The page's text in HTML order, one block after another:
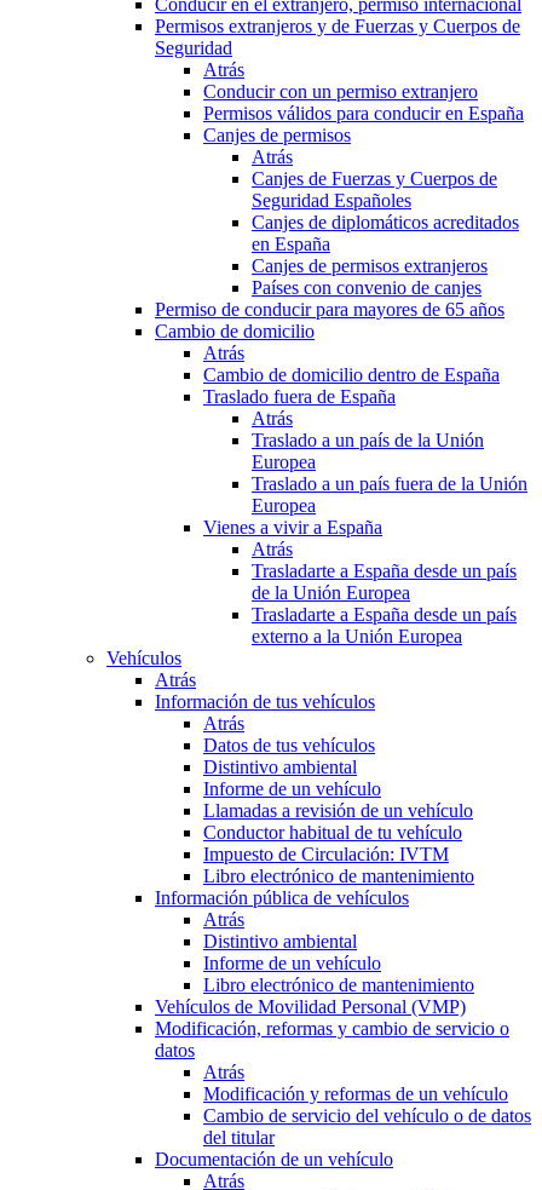
Conducir en el extranjero, permiso internacional
Permisos extranjeros y de Fuerzas y Cuerpos de
Seguridad
Atrás
Conducir con un permiso extranjero
Permisos válidos para conducir en España
Canjes de permisos
Atrás
Canjes de Fuerzas y Cuerpos de
Seguridad Españoles
Canjes de diplomáticos acreditados
en España
Canjes de permisos extranjeros
Países con convenio de canjes
Permiso de conducir para mayores de 65 años
Cambio de domicilio
Atrás
Cambio de domicilio dentro de España
Traslado fuera de España
Atrás
Traslado a un país de la Unión
Europea
Traslado a un país fuera de la Unión
Europea
Vienes a vivir a España
Atrás
Trasladarte a España desde un país
de la Unión Europea
Trasladarte a España desde un país
externo a la Unión Europea
Vehículos
Atrás
Información de tus vehículos
Atrás
Datos de tus vehículos
Distintivo ambiental
Informe de un vehículo
Llamadas a revisión de un vehículo
Conductor habitual de tu vehículo
Impuesto de Circulación: IVTM
Libro electrónico de mantenimiento
Información pública de vehículos
Atrás
Distintivo ambiental
Informe de un vehículo
Libro electrónico de mantenimiento
Vehículos de Movilidad Personal (VMP)
Modificación, reformas y cambio de servicio o
datos
Atrás
Modificación y reformas de un vehículo
Cambio de servicio del vehículo o de datos
del titular
Documentación de un vehículo
Atrás